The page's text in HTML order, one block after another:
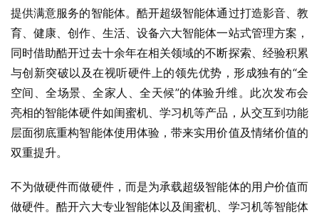
提供满意服务的智能体。酷开超级智能体通过打造影音、教
育、健康、创作、生活、设备六大智能体一站式管理方案，
同时借助酷开过去十余年在相关领域的不断探索、经验积累
与创新突破以及在视听硬件上的领先优势，形成独有的“全
空间、全场景、全家人、全天候”的体验升维。此次发布会
亮相的智能体硬件如闺蜜机、学习机等产品，从交互到功能
层面彻底重构智能体使用体验，带来实用价值及情绪价值的
双重提升。
不为做硬件而做硬件，而是为承载超级智能体的用户价值而
做硬件。酷开六大专业智能体以及闺蜜机、学习机等智能体